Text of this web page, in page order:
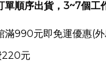
單順序出貨，3~7個工
滿990元即免運優惠(
220元